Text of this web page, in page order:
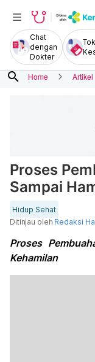
Chat
dengan
Dokter
search Home Artikel
Proses
Sampai
Hidup Sehat
Ditinjau oleh Redaksi
Proses
Kehamilan